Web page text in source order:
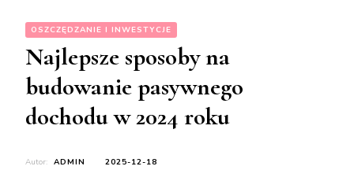
OSZCZĘDZANIE I INWESTYCJE
Najlepsze sposoby na
budowanie pasywnego
dochodu w 2024 roku
Autor: ADMIN 2025-12-18